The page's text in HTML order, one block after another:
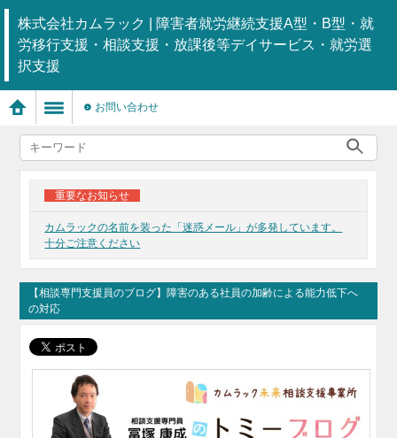
株式会社カムラック | 障害者就労継続支援A型・B型・就
労移行支援・相談支援・放課後等デイサービス・就労選
択支援
お問い合わせ
重要なお知らせ
カムラックの名前を装った「迷惑メール」が多発しています。
十分ご注意ください
【相談専門支援員のブログ】障害のある社員の加齢による能力低下へ
の対応